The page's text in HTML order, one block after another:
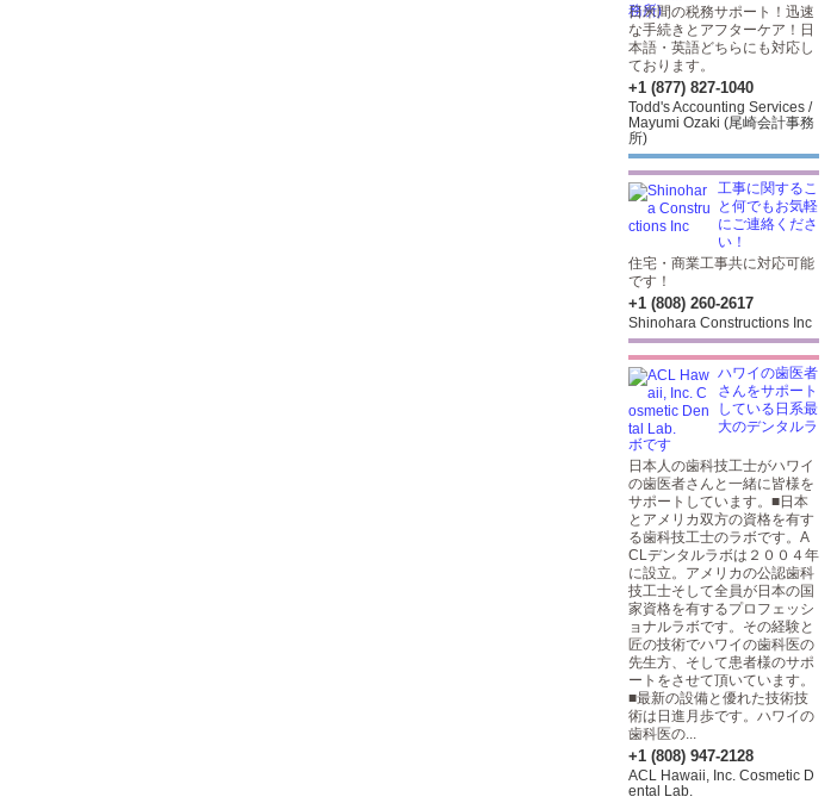
日米間の税務サポート！迅速
な手続きとアフターケア！日
本語・英語どちらにも対応し
ております。
+1 (877) 827-1040
Todd's Accounting Services /
Mayumi Ozaki (尾崎会計事務
所)
工事に関するこ
と何でもお気軽
にご連絡くださ
い！
住宅・商業工事共に対応可能
です！
+1 (808) 260-2617
Shinohara Constructions Inc
ハワイの歯医者
さんをサポート
している日系最
大のデンタルラ
ボです
日本人の歯科技工士がハワイ
の歯医者さんと一緒に皆様を
サポートしています。■日本
とアメリカ双方の資格を有す
る歯科技工士のラボです。A
CLデンタルラボは２００４年
に設立。アメリカの公認歯科
技工士そして全員が日本の国
家資格を有するプロフェッシ
ョナルラボです。その経験と
匠の技術でハワイの歯科医の
先生方、そして患者様のサポ
ートをさせて頂いています。
■最新の設備と優れた技術技
術は日進月歩です。ハワイの
歯科医の...
+1 (808) 947-2128
ACL Hawaii, Inc. Cosmetic D
ental Lab.